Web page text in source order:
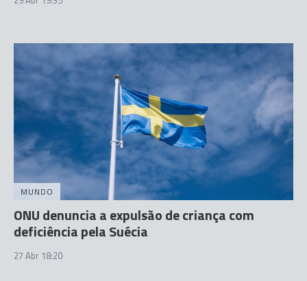
MUNDO
ONU denuncia a expulsão de criança com
deficiência pela Suécia
27 Abr 18:20